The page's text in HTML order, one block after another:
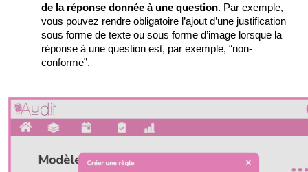
de la réponse donnée à une question. Par exemple,
vous pouvez rendre obligatoire l’ajout d’une justification
sous forme de texte ou sous forme d’image lorsque la
réponse à une question est, par exemple, “non-
conforme”.